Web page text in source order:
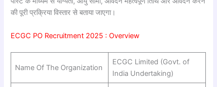
की पूरी प्रक्रिया विस्तार से बताया जाएगा।
ECGC PO Recruitment 2025 : Overview
Name Of The Organization
ECGC Limited (Govt. of
India Undertaking)